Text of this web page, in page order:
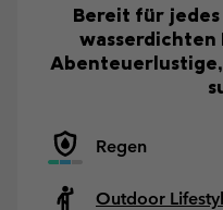
Bereit für
Regen
Outdoor